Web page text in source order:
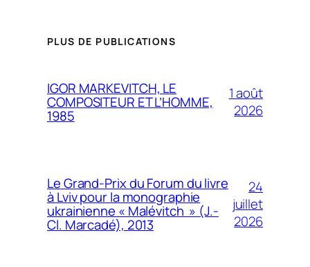
PLUS DE PUBLICATIONS
IGOR MARKEVITCH, LE
COMPOSITEUR ET L’HOMME,
1985
1 août
2026
Le Grand-Prix du Forum du livre
à Lviv pour la monographie
ukrainienne « Malévitch » (J.-
Cl. Marcadé), 2013
24
juillet
2026